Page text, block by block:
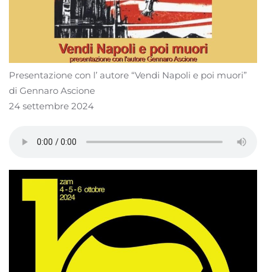
Presentazione con l’ autore “Vendi Napoli e poi muori”
di Gennaro Ascione
24 settembre 2024